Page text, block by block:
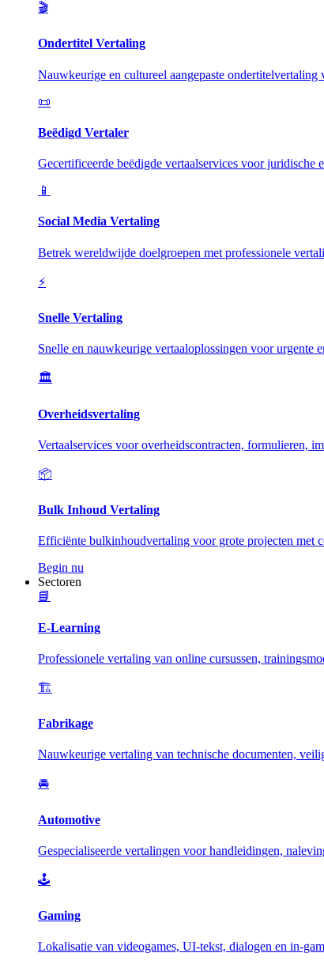
🎬
Ondertitel Vertaling
Nauwkeurige en cultureel aangepaste
📜
Beëdigd Vertaler
Gecertificeerde beëdigde vertaalservices voor
📱
Social Media Vertaling
Betrek wereldwijde doelgroepen met professionele
⚡
Snelle Vertaling
Snelle en nauwkeurige vertaaloplossingen voor urgente
🏛️
Overheidsvertaling
Vertaalservices voor overheidscontracten, formulieren,
📦
Bulk Inhoud Vertaling
Efficiënte bulkinhoudvertaling voor grote projecten met
Begin nu
Sectoren
📘
E-Learning
Professionele vertaling van online cursussen,
🏗️
Fabrikage
Nauwkeurige vertaling van technische documenten,
🚘
Automotive
Gespecialiseerde vertalingen voor handleidingen,
🕹️
Gaming
Lokalisatie van videogames, UI-tekst, dialogen en in-